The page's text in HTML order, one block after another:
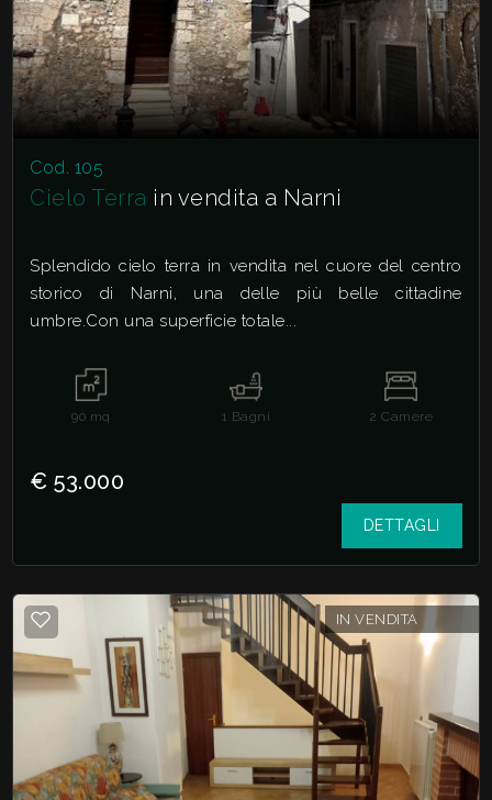
Cod. 105
Cielo Terra in vendita a Narni
Splendido cielo terra in vendita nel cuore del centro
storico di Narni, una delle più belle cittadine
umbre.Con una superficie totale...
90 mq 1 Bagni 2 Camere
€ 53.000
DETTAGLI
IN VENDITA